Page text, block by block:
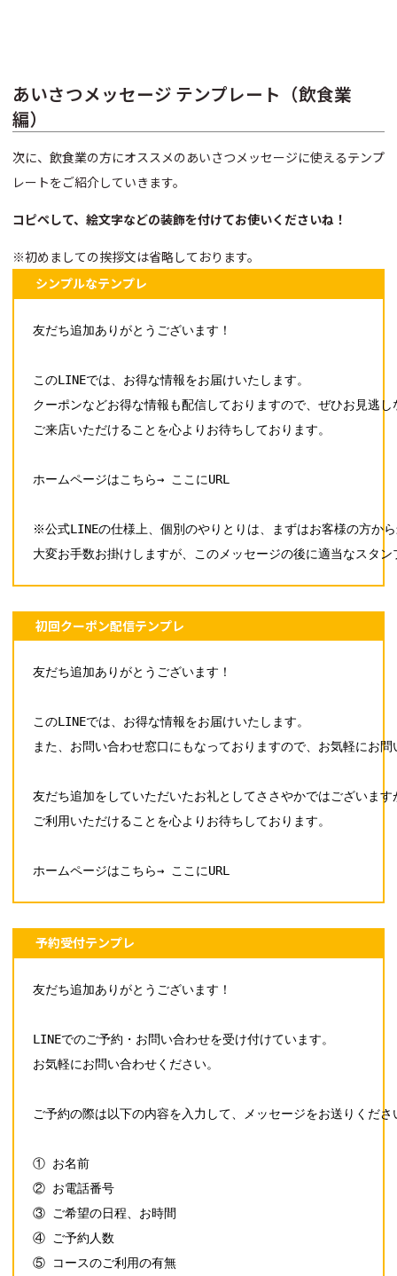
あいさつメッセージ テンプレート（飲食業
編）
次に、飲食業の方にオススメのあいさつメッセージに使えるテンプ
レートをご紹介していきます。
コピペして、絵文字などの装飾を付けてお使いくださいね！
※初めましての挨拶文は省略しております。
シンプルなテンプレ
友だち追加ありがとうございます！
このLINEでは、お得な情報をお届けいたします。
クーポンなどお得な情報も配信しておりますので、ぜひお見逃し
ご来店いただけることを心よりお待ちしております。
ホームページはこちら→ ここにURL
※公式LINEの仕様上、個別のやりとりは、まずはお客様の方か
大変お手数お掛けしますが、このメッセージの後に適当なスタ
初回クーポン配信テンプレ
友だち追加ありがとうございます！
このLINEでは、お得な情報をお届けいたします。
また、お問い合わせ窓口にもなっておりますので、お気軽にお
友だち追加をしていただいたお礼としてささやかではございま
ご利用いただけることを心よりお待ちしております。
ホームページはこちら→ ここにURL
予約受付テンプレ
友だち追加ありがとうございます！
LINEでのご予約・お問い合わせを受け付けています。
お気軽にお問い合わせください。
ご予約の際は以下の内容を入力して、メッセージをお送りくださ
① お名前
② お電話番号
③ ご希望の日程、お時間
④ ご予約人数
⑤ コースのご利用の有無